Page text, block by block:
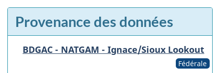
Provenance des données
BDGAC - NATGAM - Ignace/Sioux Lookout
Fédérale